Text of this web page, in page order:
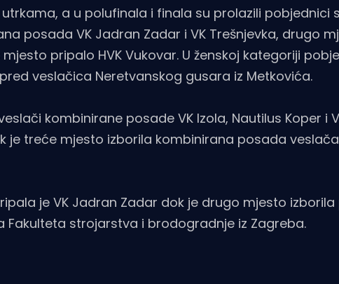
a u polufinala i finala su prolazili pobjednici
posada VK Jadran Zadar i VK Trešnjevka, drugo
pripalo HVK Vukovar. U ženskoj kategoriji
veslačica Neretvanskog gusara iz Metkovića.
kombinirane posade VK Izola, Nautilus Koper i
je treće mjesto izborila kombinirana posada
je VK Jadran Zadar dok je drugo mjesto
strojarstva i brodogradnje iz Zagreba.